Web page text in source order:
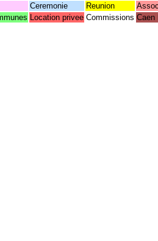
Ceremonie Reunion
Location privee Commissions Caen